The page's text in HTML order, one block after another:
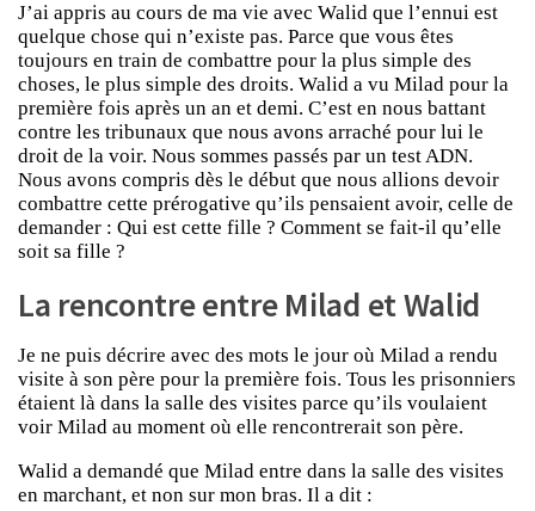
J’ai appris au cours de ma vie avec Walid que l’ennui est
quelque chose qui n’existe pas. Parce que vous êtes
toujours en train de combattre pour la plus simple des
choses, le plus simple des droits. Walid a vu Milad pour la
première fois après un an et demi. C’est en nous battant
contre les tribunaux que nous avons arraché pour lui le
droit de la voir. Nous sommes passés par un test ADN.
Nous avons compris dès le début que nous allions devoir
combattre cette prérogative qu’ils pensaient avoir, celle de
demander : Qui est cette fille ? Comment se fait-il qu’elle
soit sa fille ?
La rencontre entre Milad et Walid
Je ne puis décrire avec des mots le jour où Milad a rendu
visite à son père pour la première fois. Tous les prisonniers
étaient là dans la salle des visites parce qu’ils voulaient
voir Milad au moment où elle rencontrerait son père.
Walid a demandé que Milad entre dans la salle des visites
en marchant, et non sur mon bras. Il a dit :